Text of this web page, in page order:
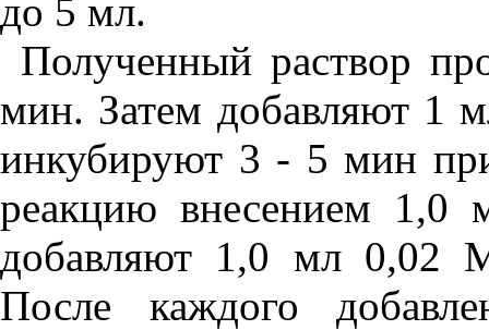
до 5 мл.
Полученный раствор
мин. Затем добавляют 1
инкубируют 3 - 5 мин
реакцию внесением 1,0
добавляют 1,0 мл 0,02
После каждого